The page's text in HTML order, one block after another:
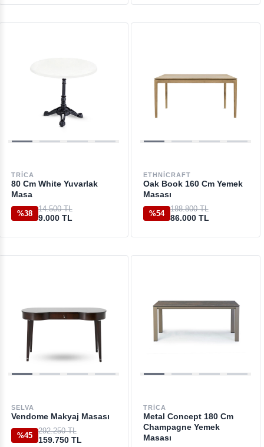
TRICA
80 Cm White Yuvarlak
Masa
%38
14.500 TL
9.000 TL
ETHNICRAFT
Oak Book 160 Cm Yemek
Masası
%54
188.800 TL
86.000 TL
SELVA
Vendome Makyaj Masası
%45
292.250 TL
159.750 TL
TRICA
Metal Concept 180 Cm
Champagne Yemek
Masası